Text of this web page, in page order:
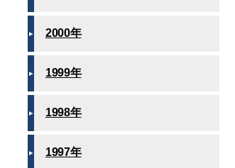
2000年
1999年
1998年
1997年